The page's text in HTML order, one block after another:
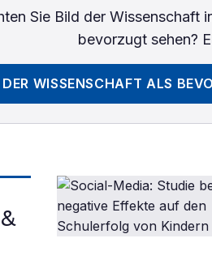
Sie Bild der Wissenschaft
bevorzugt sehen?
WISSENSCHAFT ALS